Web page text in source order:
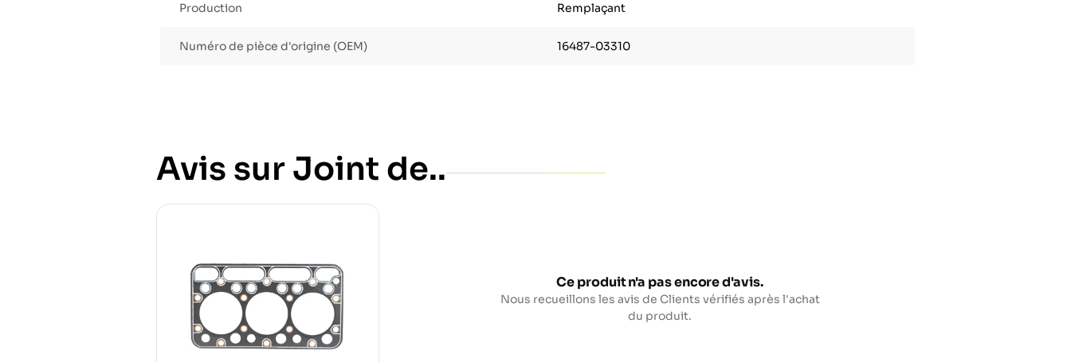
Production Remplaçant
Numéro de pièce d'origine (OEM) 16487-03310
Avis sur Joint de..
Ce produit n'a pas encore d'avis.
Nous recueillons les avis de Clients vérifiés après l'achat
du produit.